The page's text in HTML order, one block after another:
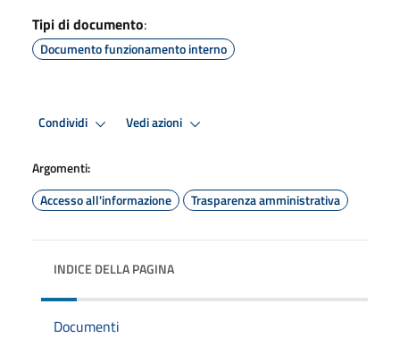
Tipi di documento:
Documento funzionamento interno
Condividi Vedi azioni
Argomenti:
Accesso all'informazione
Trasparenza amministrativa
INDICE DELLA PAGINA
Documenti